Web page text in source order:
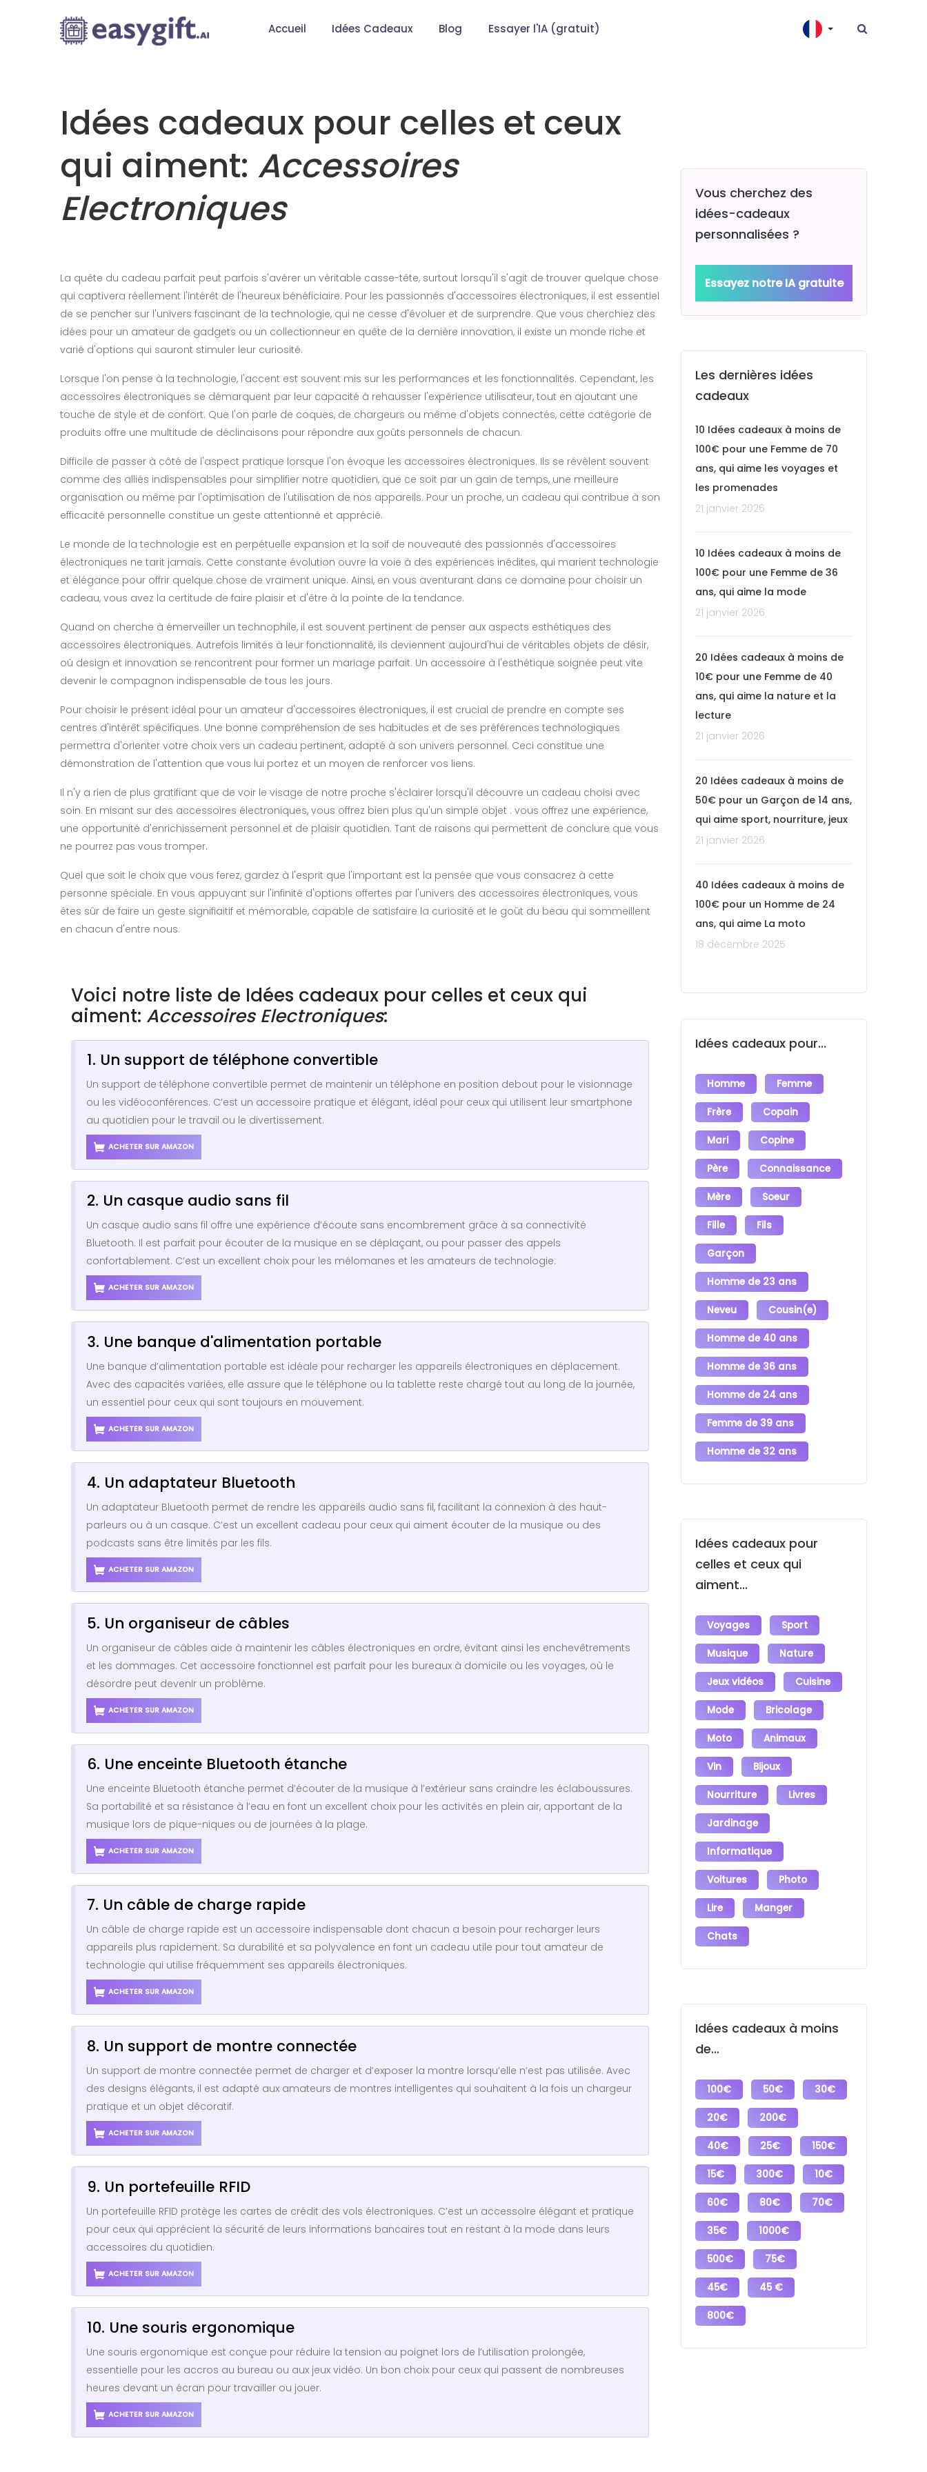
Accueil Idées Cadeaux Blog Essayer l'IA (gratuit)
Idées cadeaux pour celles et ceux
qui aiment: Accessoires
Electroniques
La quête du cadeau parfait peut parfois s'avérer un véritable casse-tête, surtout lorsqu'il s'agit de trouver quelque chose
qui captivera réellement l'intérêt de l'heureux bénéficiaire. Pour les passionnés d'accessoires électroniques, il est essentiel
de se pencher sur l'univers fascinant de la technologie, qui ne cesse d'évoluer et de surprendre. Que vous cherchiez des
idées pour un amateur de gadgets ou un collectionneur en quête de la dernière innovation, il existe un monde riche et
varié d'options qui sauront stimuler leur curiosité.
Lorsque l'on pense à la technologie, l'accent est souvent mis sur les performances et les fonctionnalités. Cependant, les
accessoires électroniques se démarquent par leur capacité à rehausser l'expérience utilisateur, tout en ajoutant une
touche de style et de confort. Que l'on parle de coques, de chargeurs ou même d'objets connectés, cette catégorie de
produits offre une multitude de déclinaisons pour répondre aux goûts personnels de chacun.
Difficile de passer à côté de l'aspect pratique lorsque l'on évoque les accessoires électroniques. Ils se révèlent souvent
comme des alliés indispensables pour simplifier notre quotidien, que ce soit par un gain de temps, une meilleure
organisation ou même par l'optimisation de l'utilisation de nos appareils. Pour un proche, un cadeau qui contribue à son
efficacité personnelle constitue un geste attentionné et apprécié.
Le monde de la technologie est en perpétuelle expansion et la soif de nouveauté des passionnés d'accessoires
électroniques ne tarit jamais. Cette constante évolution ouvre la voie à des expériences inédites, qui marient technologie
et élégance pour offrir quelque chose de vraiment unique. Ainsi, en vous aventurant dans ce domaine pour choisir un
cadeau, vous avez la certitude de faire plaisir et d'être à la pointe de la tendance.
Quand on cherche à émerveiller un technophile, il est souvent pertinent de penser aux aspects esthétiques des
accessoires électroniques. Autrefois limités à leur fonctionnalité, ils deviennent aujourd'hui de véritables objets de désir,
où design et innovation se rencontrent pour former un mariage parfait. Un accessoire à l'esthétique soignée peut vite
devenir le compagnon indispensable de tous les jours.
Pour choisir le présent idéal pour un amateur d'accessoires électroniques, il est crucial de prendre en compte ses
centres d'intérêt spécifiques. Une bonne compréhension de ses habitudes et de ses préférences technologiques
permettra d'orienter votre choix vers un cadeau pertinent, adapté à son univers personnel. Ceci constitue une
démonstration de l'attention que vous lui portez et un moyen de renforcer vos liens.
Il n'y a rien de plus gratifiant que de voir le visage de notre proche s'éclairer lorsqu'il découvre un cadeau choisi avec
soin. En misant sur des accessoires électroniques, vous offrez bien plus qu'un simple objet : vous offrez une expérience,
une opportunité d'enrichissement personnel et de plaisir quotidien. Tant de raisons qui permettent de conclure que vous
ne pourrez pas vous tromper.
Quel que soit le choix que vous ferez, gardez à l'esprit que l'important est la pensée que vous consacrez à cette
personne spéciale. En vous appuyant sur l'infinité d'options offertes par l'univers des accessoires électroniques, vous
êtes sûr de faire un geste signifiaitif et mémorable, capable de satisfaire la curiosité et le goût du beau qui sommeillent
en chacun d'entre nous.
Voici notre liste de Idées cadeaux pour celles et ceux qui
aiment: Accessoires Electroniques:
1. Un support de téléphone convertible
Un support de téléphone convertible permet de maintenir un téléphone en position debout pour le visionnage
ou les vidéoconférences. C’est un accessoire pratique et élégant, idéal pour ceux qui utilisent leur smartphone
au quotidien pour le travail ou le divertissement.
ACHETER SUR AMAZON
2. Un casque audio sans fil
Un casque audio sans fil offre une expérience d’écoute sans encombrement grâce à sa connectivité
Bluetooth. Il est parfait pour écouter de la musique en se déplaçant, ou pour passer des appels
confortablement. C’est un excellent choix pour les mélomanes et les amateurs de technologie.
ACHETER SUR AMAZON
3. Une banque d'alimentation portable
Une banque d’alimentation portable est idéale pour recharger les appareils électroniques en déplacement.
Avec des capacités variées, elle assure que le téléphone ou la tablette reste chargé tout au long de la journée,
un essentiel pour ceux qui sont toujours en mouvement.
ACHETER SUR AMAZON
4. Un adaptateur Bluetooth
Un adaptateur Bluetooth permet de rendre les appareils audio sans fil, facilitant la connexion à des haut-
parleurs ou à un casque. C’est un excellent cadeau pour ceux qui aiment écouter de la musique ou des
podcasts sans être limités par les fils.
ACHETER SUR AMAZON
5. Un organiseur de câbles
Un organiseur de câbles aide à maintenir les câbles électroniques en ordre, évitant ainsi les enchevêtrements
et les dommages. Cet accessoire fonctionnel est parfait pour les bureaux à domicile ou les voyages, où le
désordre peut devenir un problème.
ACHETER SUR AMAZON
6. Une enceinte Bluetooth étanche
Une enceinte Bluetooth étanche permet d’écouter de la musique à l’extérieur sans craindre les éclaboussures.
Sa portabilité et sa résistance à l’eau en font un excellent choix pour les activités en plein air, apportant de la
musique lors de pique-niques ou de journées à la plage.
ACHETER SUR AMAZON
7. Un câble de charge rapide
Un câble de charge rapide est un accessoire indispensable dont chacun a besoin pour recharger leurs
appareils plus rapidement. Sa durabilité et sa polyvalence en font un cadeau utile pour tout amateur de
technologie qui utilise fréquemment ses appareils électroniques.
ACHETER SUR AMAZON
8. Un support de montre connectée
Un support de montre connectée permet de charger et d’exposer la montre lorsqu’elle n’est pas utilisée. Avec
des designs élégants, il est adapté aux amateurs de montres intelligentes qui souhaitent à la fois un chargeur
pratique et un objet décoratif.
ACHETER SUR AMAZON
9. Un portefeuille RFID
Un portefeuille RFID protège les cartes de crédit des vols électroniques. C’est un accessoire élégant et pratique
pour ceux qui apprécient la sécurité de leurs informations bancaires tout en restant à la mode dans leurs
accessoires du quotidien.
ACHETER SUR AMAZON
10. Une souris ergonomique
Une souris ergonomique est conçue pour réduire la tension au poignet lors de l’utilisation prolongée,
essentielle pour les accros au bureau ou aux jeux vidéo. Un bon choix pour ceux qui passent de nombreuses
heures devant un écran pour travailler ou jouer.
ACHETER SUR AMAZON
Vous cherchez des
idées-cadeaux
personnalisées ?
Essayez notre IA gratuite
Les dernières idées
cadeaux
10 Idées cadeaux à moins de
100€ pour une Femme de 70
ans, qui aime les voyages et
les promenades
21 janvier 2026
10 Idées cadeaux à moins de
100€ pour une Femme de 36
ans, qui aime la mode
21 janvier 2026
20 Idées cadeaux à moins de
10€ pour une Femme de 40
ans, qui aime la nature et la
lecture
21 janvier 2026
20 Idées cadeaux à moins de
50€ pour un Garçon de 14 ans,
qui aime sport, nourriture, jeux
21 janvier 2026
40 Idées cadeaux à moins de
100€ pour un Homme de 24
ans, qui aime La moto
18 décembre 2025
Idées cadeaux pour...
Homme Femme
Frère Copain
Mari Copine
Père Connaissance
Mère Soeur
Fille Fils
Garçon
Homme de 23 ans
Neveu Cousin(e)
Homme de 40 ans
Homme de 36 ans
Homme de 24 ans
Femme de 39 ans
Homme de 32 ans
Idées cadeaux pour
celles et ceux qui
aiment...
Voyages Sport
Musique Nature
Jeux vidéos Cuisine
Mode Bricolage
Moto Animaux
Vin Bijoux
Nourriture Livres
Jardinage
Informatique
Voitures Photo
Lire Manger
Chats
Idées cadeaux à moins
de...
100€ 50€ 30€
20€ 200€
40€ 25€ 150€
15€ 300€ 10€
60€ 80€ 70€
35€ 1000€
500€ 75€
45€ 45 €
800€